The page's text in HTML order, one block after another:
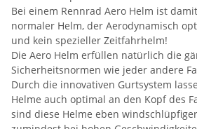
Bei einem Rennrad Aero Helm ist
normaler Helm, der Aerodynamisch
und kein spezieller Zeitfahrhelm!
Die Aero Helm erfüllen natürlich die
Sicherheitsnormen wie jeder andere
Durch die innovativen Gurtsystem
Helme auch optimal an den Kopf des
sind diese Helme eben